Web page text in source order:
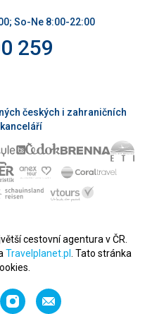
So-Ne 8:00-22:00
259
českých i zahraničních
cestovní agentura v ČR.
Travelplanet.pl
. Tato stránka
InstagramNapište